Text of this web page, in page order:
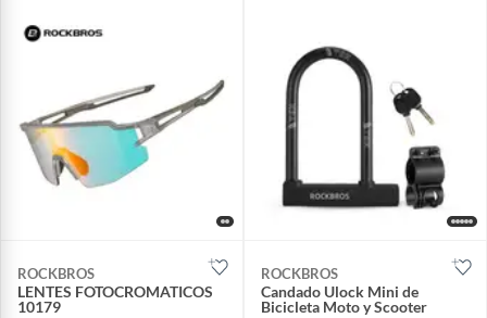
ROCKBROS
LENTES FOTOCROMATICOS
10179
ROCKBROS
Candado Ulock Mini de
Bicicleta Moto y Scooter